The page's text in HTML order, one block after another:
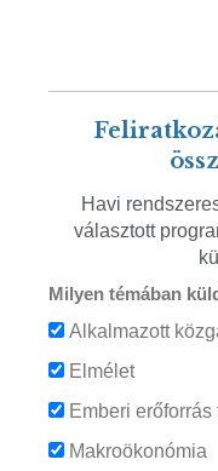
Havi
választott
Milyen témában
Alkalmazott
Elmélet
Emberi
Makroökonómia